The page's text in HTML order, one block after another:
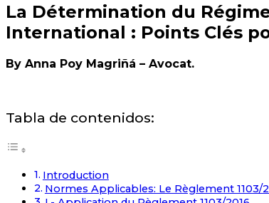
La Détermination du
International : Points Clés
By Anna Poy Magriñá – Avocat.
Tabla de contenidos:
Introduction
Normes Applicables: Le Règlement 1103/